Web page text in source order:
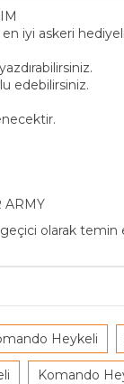
iyi askeri
edebilirsiniz.
ARMY
olarak
Heykeli
Komando